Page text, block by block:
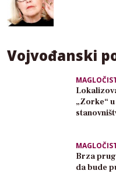
Vojvođanski
„Zorke“
Brza
da bude